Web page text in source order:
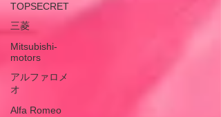
TOPSECRET
三菱
Mitsubishi-
motors
アルファロメ
オ
Alfa Romeo